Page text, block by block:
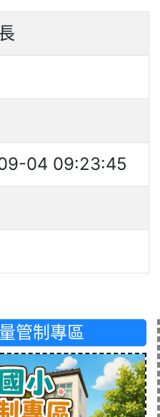
04 09:23:45
管制專區